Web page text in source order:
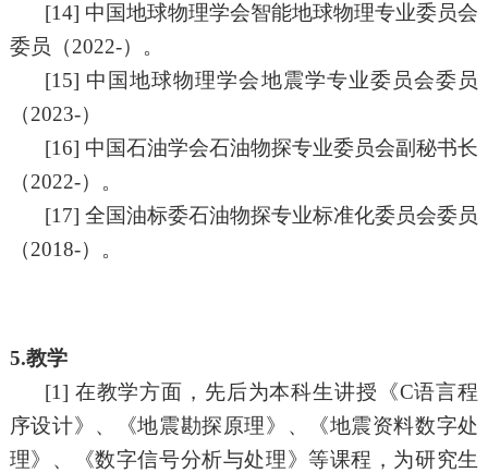
[14] 中国地球物理学会智能地球物理专业委员会
委员（2022-）。
[15] 中国地球物理学会地震学专业委员会委员
（2023-）
[16] 中国石油学会石油物探专业委员会副秘书长
（2022-）。
[17] 全国油标委石油物探专业标准化委员会委员
（2018-）。
5.教学
[1] 在教学方面，先后为本科生讲授 《C语言程
序设计》 、 《地震勘探原理》 、 《地震资料数字处
理》 、 《数字信号分析与处理》等课程，为研究生